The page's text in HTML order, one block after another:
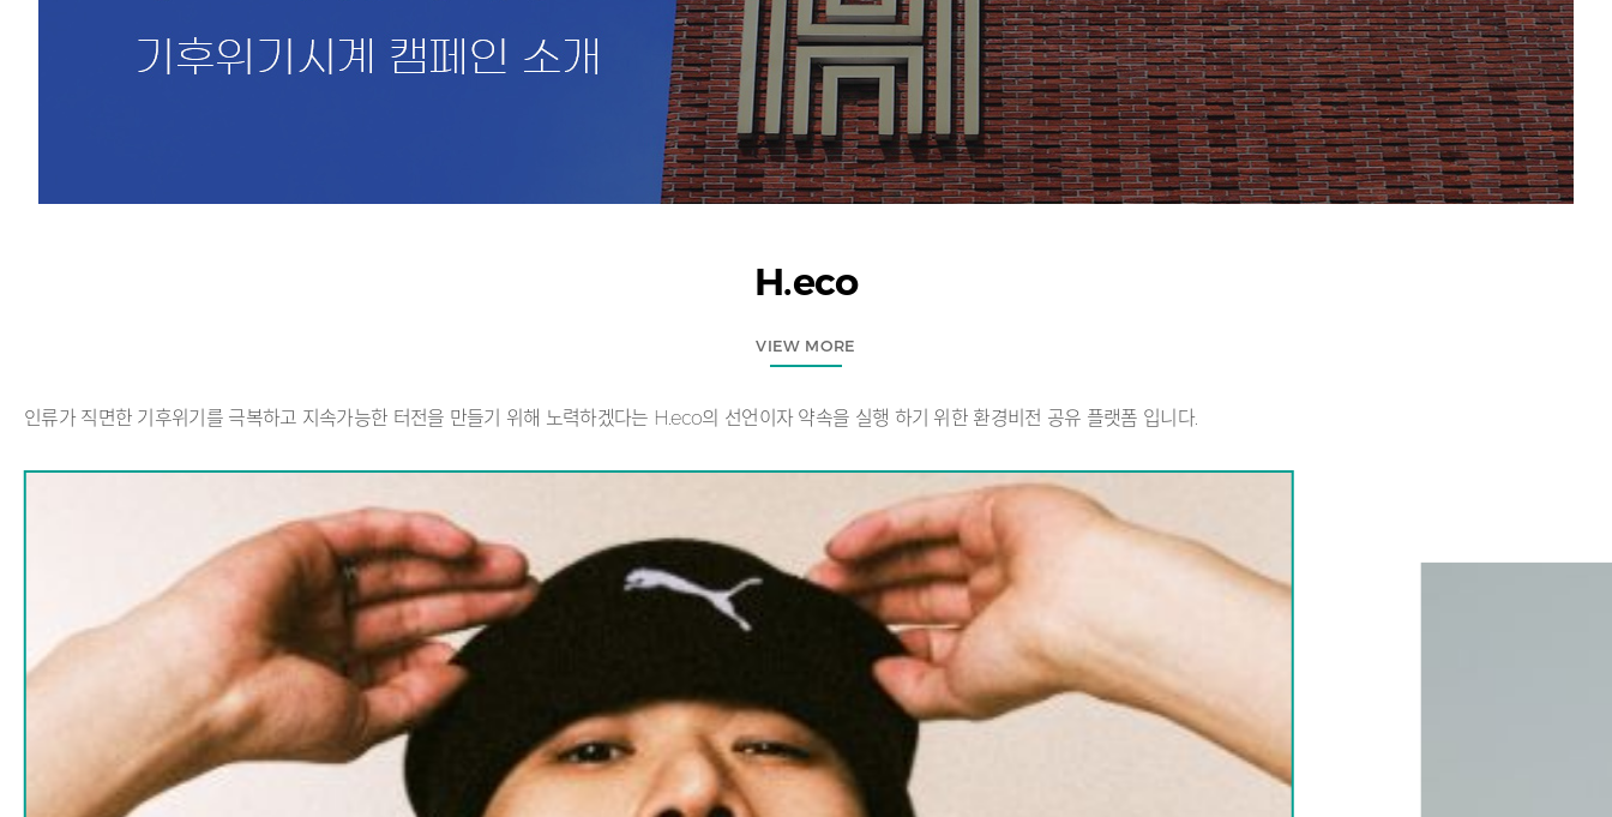
H.eco
VIEW MORE
인류가 직면한 기후위기를 극복하고 지속가능한 터전을 만들기 위해 노력하겠다는 H.eco의 선언이자 약속을 실행 하기 위한 환경비전 공유 플랫폼 입니다.